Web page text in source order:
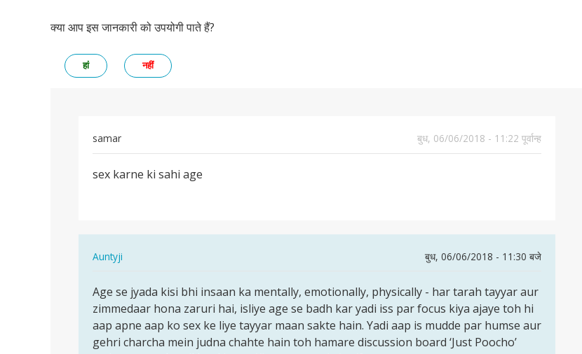
क्या आप इस जानकारी को उपयोगी पाते हैं?
हां नहीं
samar
बुध, 06/06/2018 - 11:22 पूर्वान्ह
sex
sex karne ki sahi age
Auntyji
बुध, 06/06/2018 - 11:30 बजे
to
sex
karne
ki
Age
se
jyada
kisi
Age se jyada kisi bhi insaan ka mentally, emotionally, physically - har tarah tayyar aur
zimmedaar hona zaruri hai, isliye age se badh kar yadi iss par focus kiya ajaye toh hi
aap apne aap ko sex ke liye tayyar maan sakte hain. Yadi aap is mudde par humse aur
gehri charcha mein judna chahte hain toh hamare discussion board ‘Just Poocho’